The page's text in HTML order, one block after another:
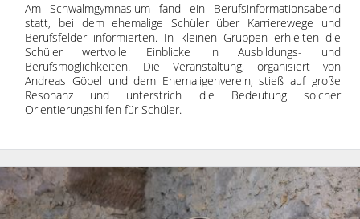
Am Schwalmgymnasium fand ein Berufsinformationsabend
statt, bei dem ehemalige Schüler über Karrierewege und
Berufsfelder informierten. In kleinen Gruppen erhielten die
Schüler wertvolle Einblicke in Ausbildungs- und
Berufsmöglichkeiten. Die Veranstaltung, organisiert von
Andreas Göbel und dem Ehemaligenverein, stieß auf große
Resonanz und unterstrich die Bedeutung solcher
Orientierungshilfen für Schüler.